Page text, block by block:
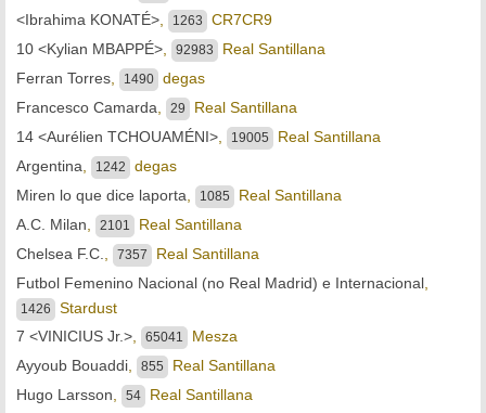
<Ibrahima KONATÉ>
1263
CR7CR9
10 <Kylian MBAPPÉ>
92983
Real Santillana
Ferran Torres
1490
degas
Francesco Camarda
29
Real Santillana
14 <Aurélien TCHOUAMÉNI>
19005
Real Santillana
Argentina
1242
degas
Miren lo que dice laporta
1085
Real Santillana
A.C. Milan
2101
Real Santillana
Chelsea F.C.
7357
Real Santillana
Futbol Femenino Nacional (no Real Madrid) e Internacional
1426
Stardust
7 <VINICIUS Jr.>
65041
Mesza
Ayyoub Bouaddi
855
Real Santillana
Hugo Larsson
54
Real Santillana